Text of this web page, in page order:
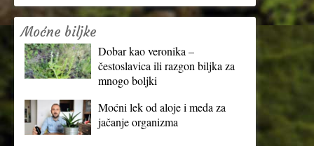
Moćne biljke
Dobar kao veronika –
čestoslavica ili razgon biljka za
mnogo boljki
Moćni lek od aloje i meda za
jačanje organizma